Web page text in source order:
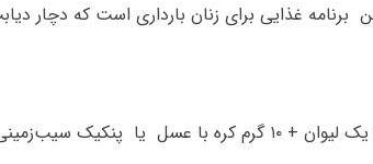
برنامه غذایی برای زنان بارداری است که دچار
+ شیر کم چرب